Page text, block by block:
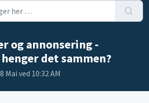
og annonsering -
det sammen?
Mai ved 10:32 AM